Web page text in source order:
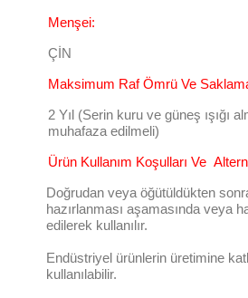
Menşei:
ÇİN
Maksimum Raf Ömrü Ve
2 Yıl (Serin kuru ve güneş ışığı
muhafaza edilmeli)
Ürün Kullanım Koşulları Ve
Doğrudan veya öğütüldükten
hazırlanması aşamasında veya
edilerek kullanılır.
Endüstriyel ürünlerin üretimine
kullanılabilir.